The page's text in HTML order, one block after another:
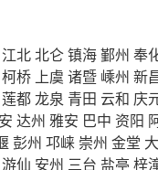
江北北仑镇海鄞州 奉
柯桥 上虞 诸暨 嵊州 新
莲都龙泉 青田 云和 庆
达州 雅安 巴中 资阳
彭州 邛崃 崇州 金堂
游仙 安州 三台 盐亭 梓